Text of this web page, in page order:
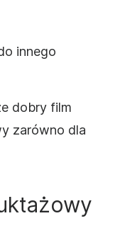
innego
dobry film
zarówno dla